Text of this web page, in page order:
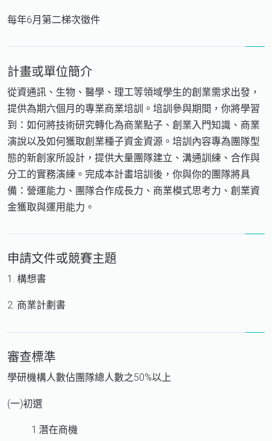
每年6月第二梯次徵件
計畫或單位簡介
從資通訊、生物、醫學、理工等領域學生的創業需求出發，
提供為期六個月的專業商業培訓。培訓參與期間，你將學習
到：如何將技術研究轉化為商業點子、創業入門知識、商業
演說以及如何獲取創業種子資金資源。培訓內容專為團隊型
態的新創家所設計，提供大量團隊建立、溝通訓練、合作與
分工的實務演練。完成本計畫培訓後，你與你的團隊將具
備：營運能力、團隊合作成長力、商業模式思考力、創業資
金獲取與運用能力。
申請文件或競賽主題
1. 構想書
2. 商業計劃書
審查標準
學研機構人數佔團隊總人數之50%以上
(一)初選
1.潛在商機